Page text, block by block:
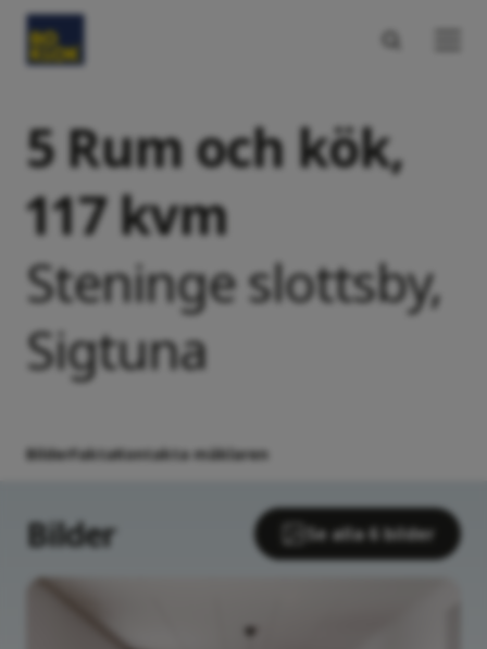
5 Rum och kök,
117 kvm
Steninge slottsby,
Sigtuna
BilderFaktaKontakta mäklaren
Bilder Se alla 6 bilder